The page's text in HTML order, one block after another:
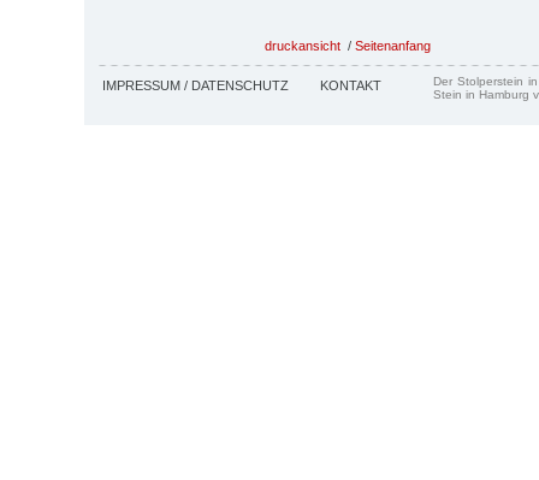
druckansicht / Seitenanfang
IMPRESSUM / DATENSCHUTZ KONTAKT
Der Stolperstein
Stein in Hamburg